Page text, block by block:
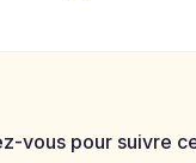
vous pour suivre